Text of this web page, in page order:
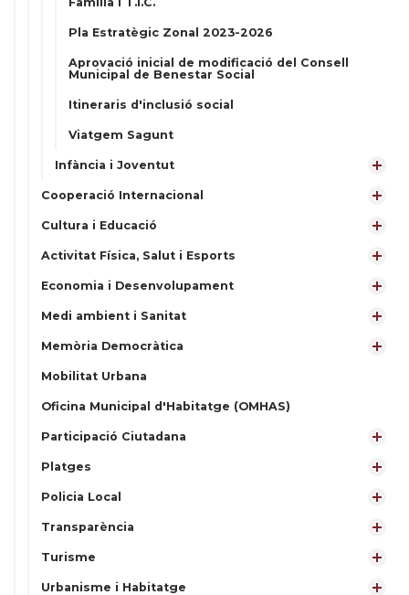
Pla Estratègic Zonal 2023-2026
Aprovació inicial de modificació del Consell
Municipal de Benestar Social
Itineraris d'inclusió social
Viatgem Sagunt
Infància i Joventut
Cooperació Internacional
Cultura i Educació
Activitat Física, Salut i Esports
Economia i Desenvolupament
Medi ambient i Sanitat
Memòria Democràtica
Mobilitat Urbana
Oficina Municipal d'Habitatge (OMHAS)
Participació Ciutadana
Platges
Policia Local
Transparència
Turisme
Urbanisme i Habitatge